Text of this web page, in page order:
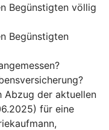
Begünstigten völlig
Begünstigten
Abzug der aktuellen
für eine